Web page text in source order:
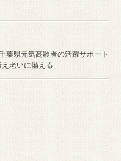
葉県元気高齢者の活躍サポート
老いに備える」